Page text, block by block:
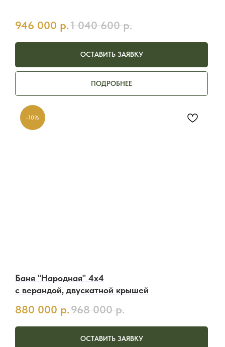
946 000 р.1 040 600 р.
ОСТАВИТЬ ЗАЯВКУ
ПОДРОБНЕЕ
-10%
Баня "Народная" 4х4
с верандой, двускатной крышей
880 000 р.968 000 р.
ОСТАВИТЬ ЗАЯВКУ